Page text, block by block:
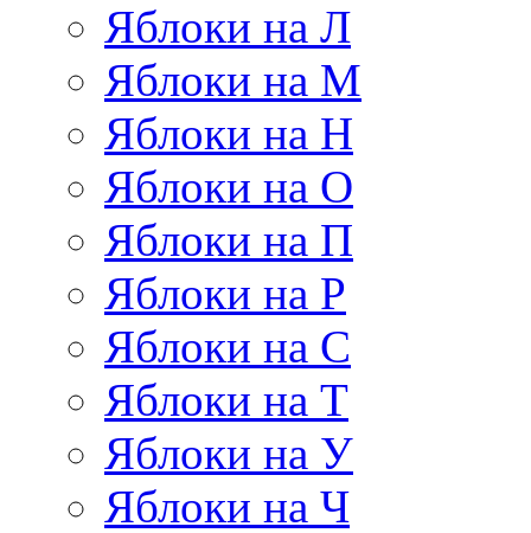
Яблоки на Л
Яблоки на М
Яблоки на Н
Яблоки на О
Яблоки на П
Яблоки на Р
Яблоки на С
Яблоки на Т
Яблоки на У
Яблоки на Ч